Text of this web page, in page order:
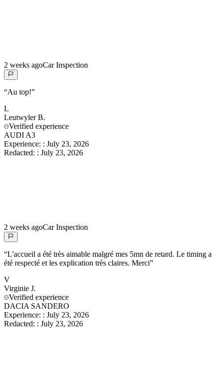
2 weeks agoCar Inspection
“Au top!”
L
Leutwyler B.
Verified experience
AUDI A3
Experience: : July 23, 2026
Redacted: : July 23, 2026
2 weeks agoCar Inspection
“L'accueil a été très aimable malgré mes 5mn de retard. Le timing a
été respecté et les explication très claires. Merci”
V
Virginie J.
Verified experience
DACIA SANDERO
Experience: : July 23, 2026
Redacted: : July 23, 2026